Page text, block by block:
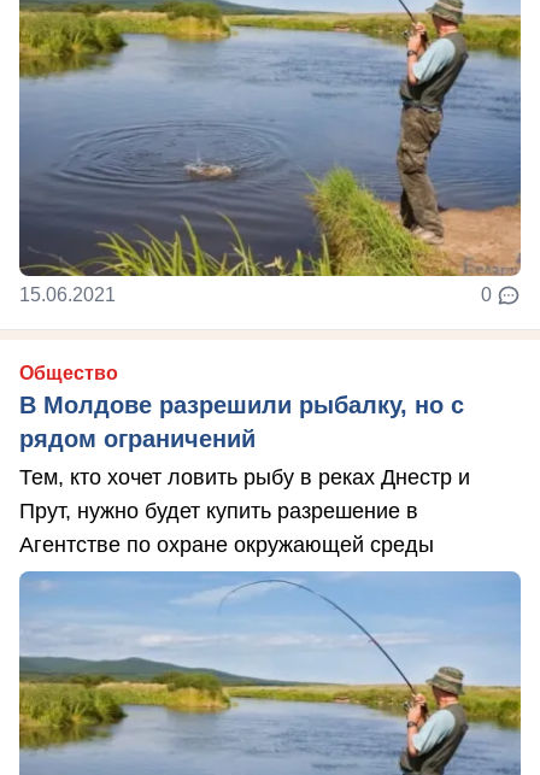
15.06.2021 0
Общество
В Молдове разрешили рыбалку, но с
рядом ограничений
Тем, кто хочет ловить рыбу в реках Днестр и
Прут, нужно будет купить разрешение в
Агентстве по охране окружающей среды